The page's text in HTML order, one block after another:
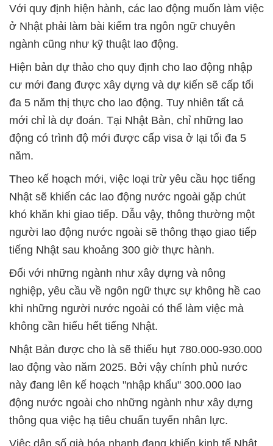
Với quy định hiện hành, các lao động muốn làm việc
ở Nhật phải làm bài kiểm tra ngôn ngữ chuyên
ngành cũng như kỹ thuật lao động.
Hiện bản dự thảo cho quy định cho lao động nhập
cư mới đang được xây dựng và dự kiến sẽ cấp tối
đa 5 năm thị thực cho lao động. Tuy nhiên tất cả
mới chỉ là dự đoán. Tại Nhật Bản, chỉ những lao
động có trình độ mới được cấp visa ở lại tối đa 5
năm.
Theo kế hoạch mới, việc loại trừ yêu cầu học tiếng
Nhật sẽ khiến các lao động nước ngoài gặp chút
khó khăn khi giao tiếp. Dẫu vậy, thông thường một
người lao động nước ngoài sẽ thông thạo giao tiếp
tiếng Nhật sau khoảng 300 giờ thực hành.
Đối với những ngành như xây dựng và nông
nghiệp, yêu cầu về ngôn ngữ thực sự không hề cao
khi những người nước ngoài có thể làm việc mà
không cần hiểu hết tiếng Nhật.
Nhật Bản được cho là sẽ thiếu hụt 780.000-930.000
lao động vào năm 2025. Bởi vậy chính phủ nước
này đang lên kế hoạch "nhập khẩu" 300.000 lao
động nước ngoài cho những ngành như xây dựng
thông qua việc hạ tiêu chuẩn tuyển nhân lực.
Việc dân số già hóa nhanh đang khiến kinh tế Nhật